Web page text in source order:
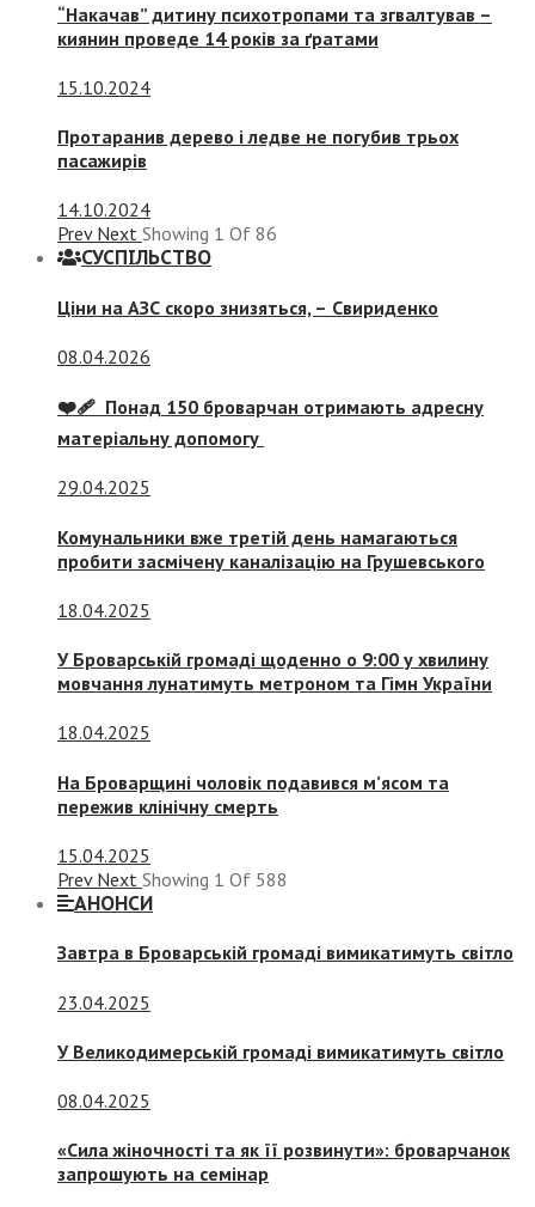
“Накачав” дитину психотропами та згвалтував –
киянин проведе 14 років за ґратами
15.10.2024
Протаранив дерево і ледве не погубив трьох
пасажирів
14.10.2024
Prev Next Showing 1 Of 86
СУСПIЛЬСТВО
Ціни на АЗС скоро знизяться, – Свириденко
08.04.2026
❤️‍🩹 Понад 150 броварчан отримають адресну
матеріальну допомогу
29.04.2025
Комунальники вже третій день намагаються
пробити засмічену каналізацію на Грушевського
18.04.2025
У Броварській громаді щоденно о 9:00 у хвилину
мовчання лунатимуть метроном та Гімн України
18.04.2025
На Броварщині чоловік подавився м’ясом та
пережив клінічну смерть
15.04.2025
Prev Next Showing 1 Of 588
АНОНСИ
Завтра в Броварській громаді вимикатимуть світло
23.04.2025
У Великодимерській громаді вимикатимуть світло
08.04.2025
«Сила жіночності та як її розвинути»: броварчанок
запрошують на семінар